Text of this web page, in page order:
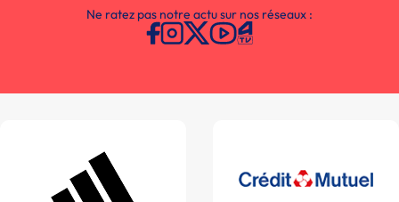
Ne ratez pas notre actu sur nos réseaux :